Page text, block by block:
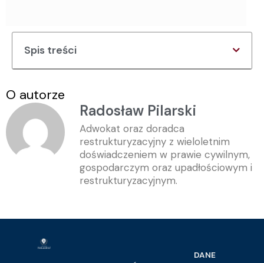
Spis treści
O autorze
Radosław Pilarski
Adwokat oraz doradca
restrukturyzacyjny z wieloletnim
doświadczeniem w prawie cywilnym,
gospodarczym oraz upadłościowym i
restrukturyzacyjnym.
DANE